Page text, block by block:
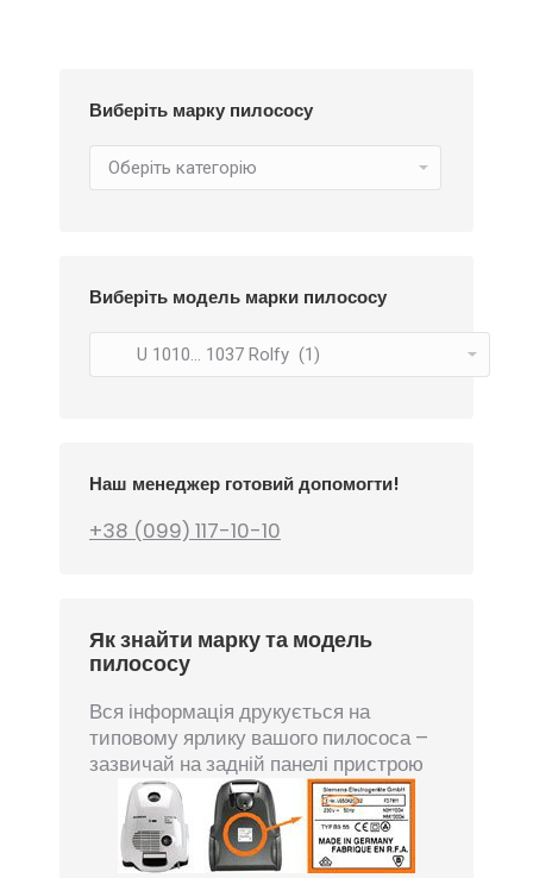
Виберіть марку пилососу
Виберіть модель марки пилососу
Наш менеджер готовий допомогти!
+38 (099) 117-10-10
Як знайти марку та модель
пилососу
Вся інформація друкується на
типовому ярлику вашого пилососа –
зазвичай на задній панелі пристрою